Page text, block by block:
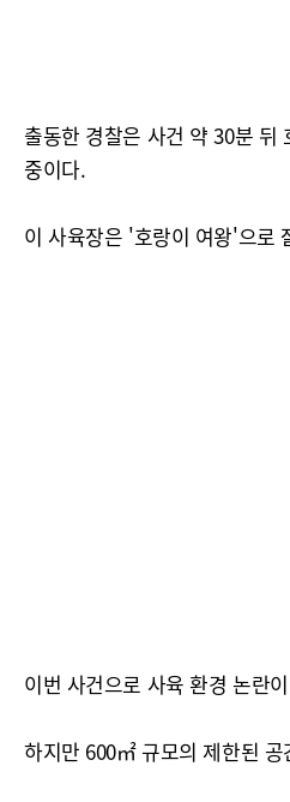
출동한 경찰은 사건 약 30분 뒤
중이다.
이 사육장은 '호랑이 여왕'으로
이번 사건으로 사육 환경 논란
하지만 600㎡ 규모의 제한된